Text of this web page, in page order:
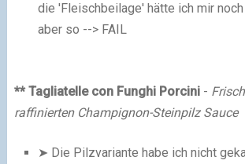
die 'Fleischbeilage' hätte ich mir
aber so --> FAIL
** Tagliatelle con Funghi Porcini -
raffinierten Champignon-Steinpilz Sauce
➤ Die Pilzvariante habe ich nicht